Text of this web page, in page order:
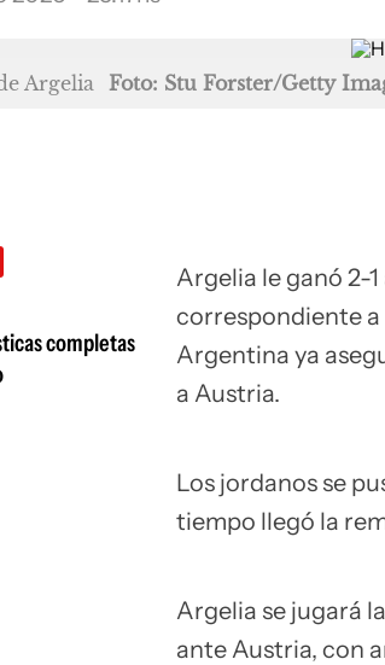
Argelia Foto: Stu Forster/Getty
completas
Argelia le ganó 2-
correspondiente a
Argentina ya
a Austria.
Los jordanos se
tiempo llegó la
Argelia se jugará
ante Austria, con